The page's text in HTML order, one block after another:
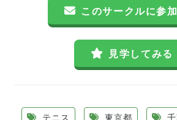
このサークルに参
見学してみる
テニス 東京都